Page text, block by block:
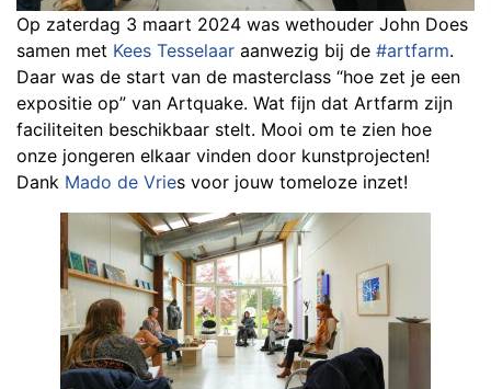
Op zaterdag 3 maart 2024 was wethouder John Does
samen met Kees Tesselaar aanwezig bij de #artfarm.
Daar was de start van de masterclass “hoe zet je een
expositie op” van Artquake. Wat fijn dat Artfarm zijn
faciliteiten beschikbaar stelt. Mooi om te zien hoe
onze jongeren elkaar vinden door kunstprojecten!
Dank Mado de Vries voor jouw tomeloze inzet!